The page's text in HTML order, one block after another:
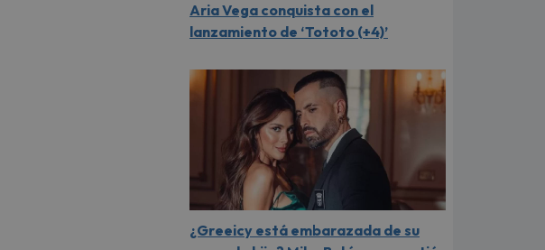
Aria Vega conquista con el
lanzamiento de ‘Tototo (+4)’
¿Greeicy está embarazada de su